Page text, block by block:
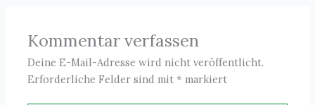
Kommentar verfassen
Deine E-Mail-Adresse wird nicht veröffentlicht.
Erforderliche Felder sind mit* markiert